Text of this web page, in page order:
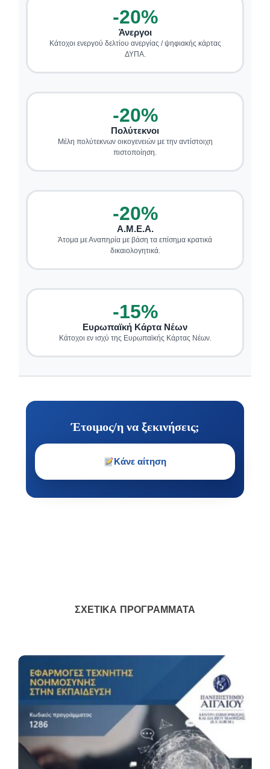
-20%
Άνεργοι
Κάτοχοι ενεργού δελτίου ανεργίας / ψηφιακής κάρτας
ΔΥΠΑ.
-20%
Πολύτεκνοι
Μέλη πολύτεκνων οικογενειών με την αντίστοιχη
πιστοποίηση.
-20%
Α.Μ.Ε.Α.
Άτομα με Αναπηρία με βάση τα επίσημα κρατικά
δικαιολογητικά.
-15%
Ευρωπαϊκή Κάρτα Νέων
Κάτοχοι εν ισχύ της Ευρωπαϊκής Κάρτας Νέων.
Έτοιμος/η να ξεκινήσεις;
Κάνε αίτηση
ΣΧΕΤΙΚΆ ΠΡΟΓΡΆΜΜΑΤΑ